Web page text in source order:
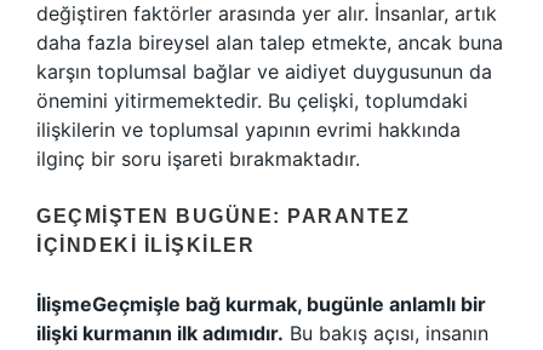
değiştiren faktörler arasında yer alır. İnsanlar, artık
daha fazla bireysel alan talep etmekte, ancak buna
karşın toplumsal bağlar ve aidiyet duygusunun da
önemini yitirmemektedir. Bu çelişki, toplumdaki
ilişkilerin ve toplumsal yapının evrimi hakkında
ilginç bir soru işareti bırakmaktadır.
GEÇMIŞTEN BUGÜNE: PARANTEZ
İÇINDEKI İLIŞKILER
İlişmeGeçmişle bağ kurmak, bugünle anlamlı bir
ilişki kurmanın ilk adımıdır. Bu bakış açısı, insanın